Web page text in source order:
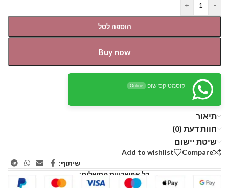
-
+
הוספה לסל
Buy now
קוסמטיקס שופ Online
תיאור
חוות דעת (0)
שיטת יישום
Compare
Add to wishlist
שיתוף:
כל אפשרויות התשלום: